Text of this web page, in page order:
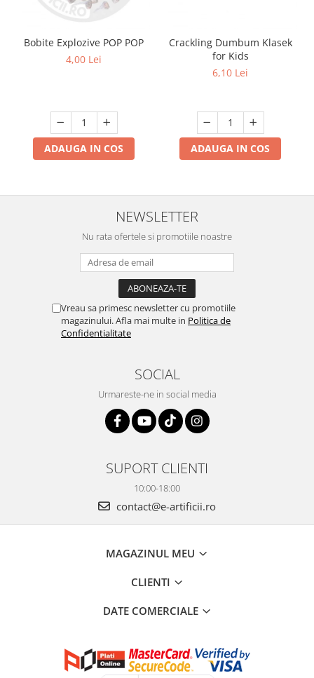
Bobite Explozive POP POP
4,00 Lei
ADAUGA IN COS
Crackling Dumbum Klasek
for Kids
6,10 Lei
ADAUGA IN COS
NEWSLETTER
Nu rata ofertele si promotiile noastre
Vreau sa primesc newsletter cu promotiile
magazinului. Afla mai multe in Politica de
Confidentialitate
SOCIAL
Urmareste-ne in social media
SUPORT CLIENTI
10:00-18:00
contact@e-artificii.ro
MAGAZINUL MEU
CLIENTI
DATE COMERCIALE